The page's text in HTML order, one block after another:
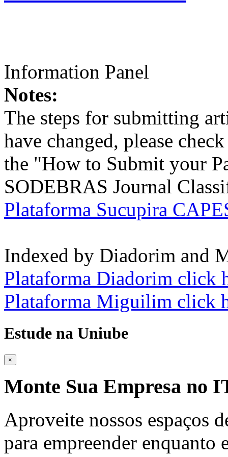
Information Panel
Notes:
The steps for submitting
have changed, please
the "How to Submit your
SODEBRAS Journal
Plataforma Sucupira
Indexed by Diadorim and
Plataforma Diadorim click
Plataforma Miguilim click
Estude na Uniube
×
Monte Sua Empresa no
Aproveite nossos espaços
para empreender enquanto